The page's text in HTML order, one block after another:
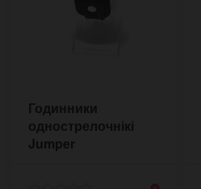
Годинники
однострелочнікі
Jumper